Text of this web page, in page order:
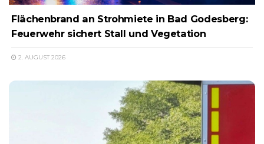
Flächenbrand an Strohmiete in Bad Godesberg:
Feuerwehr sichert Stall und Vegetation
2. AUGUST 2026